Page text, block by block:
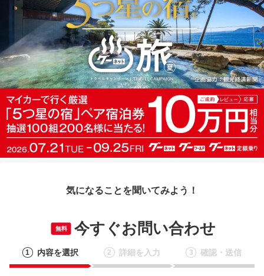
気になることを聞いてみよう！
無料 今すぐお問い合わせ
1 内容を選択 2 詳細を入力 3 確認・送信